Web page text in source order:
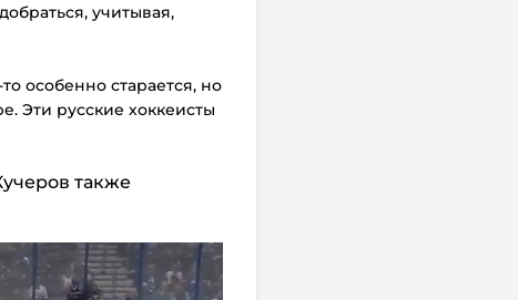
учитывая,
особенно старается, но
Эти русские хоккеисты
также